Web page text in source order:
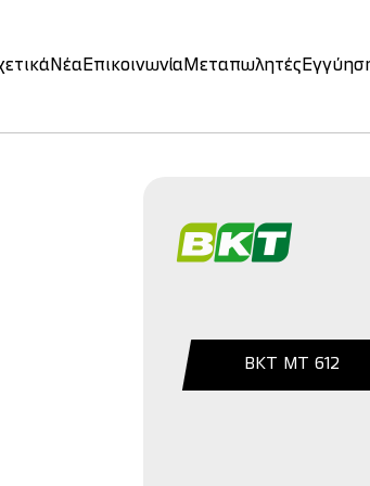
Νέα Επικοινωνία Μεταπωλητές
BKT MT 612